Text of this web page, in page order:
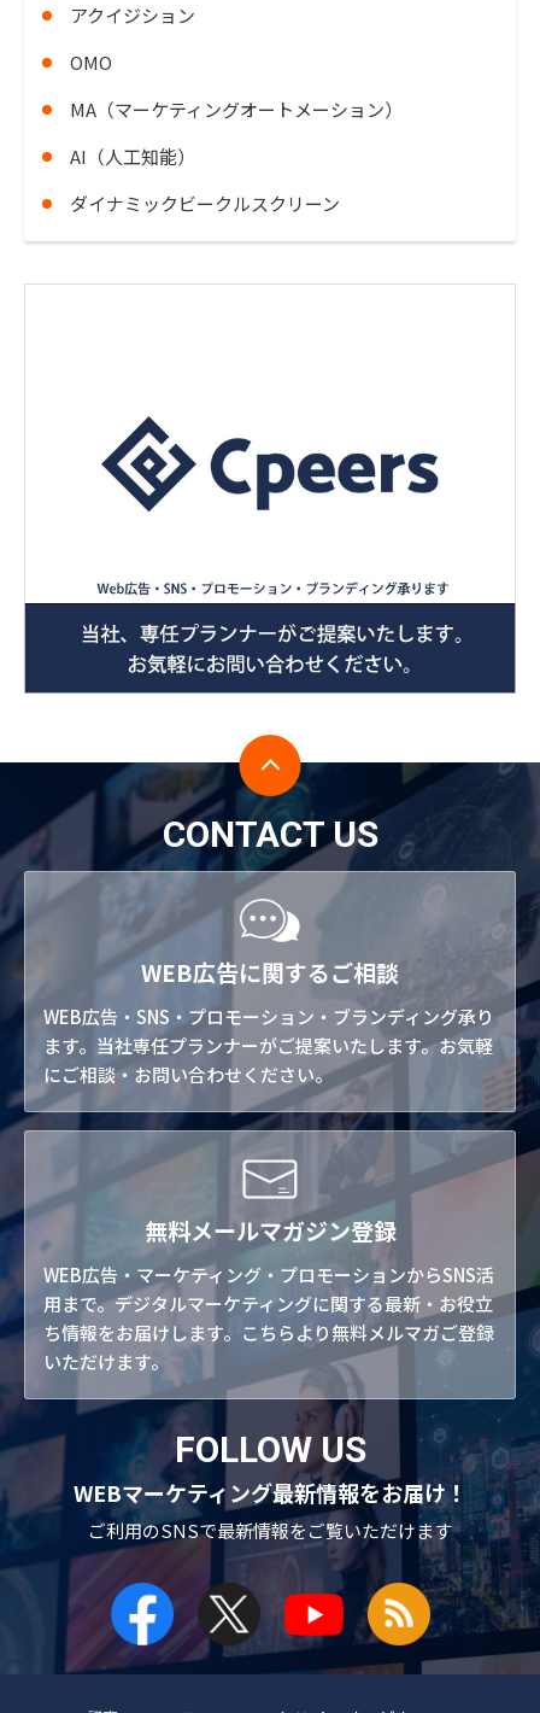
アクイジション
OMO
MA（マーケティングオートメーション）
AI（人工知能）
ダイナミックビークルスクリーン
CONTACT US
WEB広告に関するご相談
WEB広告・SNS・プロモーション・ブランディング承り
ます。当社専任プランナーがご提案いたします。お気軽
にご相談・お問い合わせください。
無料メールマガジン登録
WEB広告・マーケティング・プロモーションからSNS活
用まで。デジタルマーケティングに関する最新・お役立
ち情報をお届けします。こちらより無料メルマガご登録
いただけます。
FOLLOW US
WEBマーケティング最新情報をお届け！
ご利用のSNSで最新情報をご覧いただけます